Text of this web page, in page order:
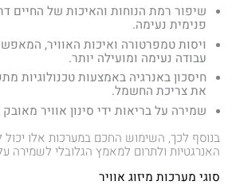
שיפור רמת הנוחות והאיכות של החיים
פנימית נעימה.
ויסות טמפרטורה ואיכות האוויר,
עבודה נעימה ומועילה יותר.
חיסכון באנרגיה באמצעות טכנולוגיות
את צריכת החשמל.
שמירה על בריאות ידי סינון אוויר מאובק
בנוסף לכך, השימוש החכם במערכות אלו יכול
האנרגטיות ולתרום למאמץ הגלובלי לשמירה
סוגי מערכות מיזוג אוויר